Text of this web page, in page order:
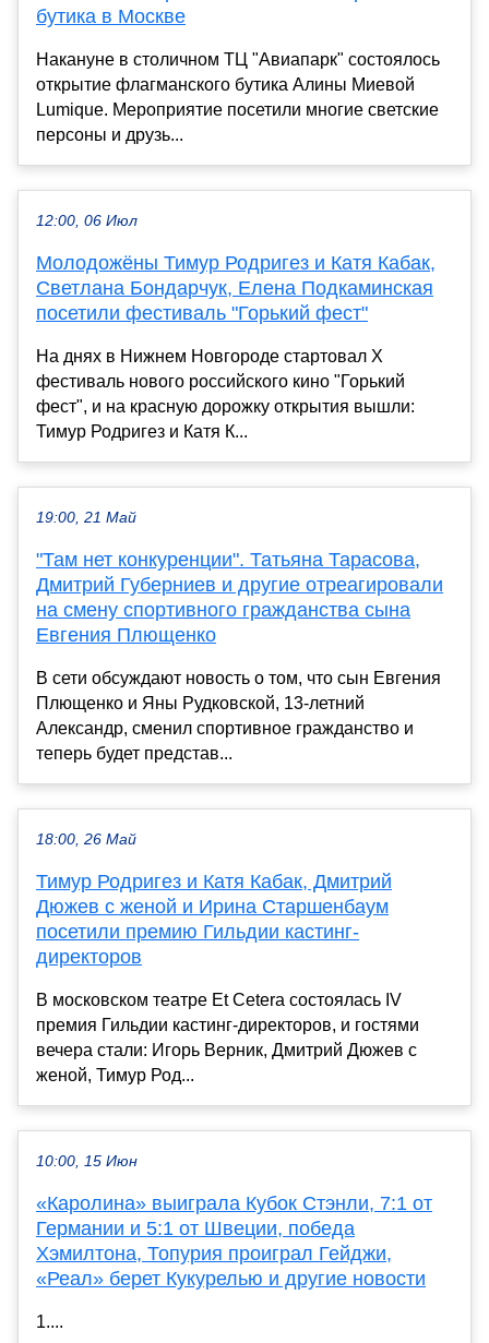
бутика в Москве
Накануне в столичном ТЦ "Авиапарк" состоялось
открытие флагманского бутика Алины Миевой
Lumique. Мероприятие посетили многие светские
персоны и друзь...
12:00, 06 Июл
Молодожёны Тимур Родригез и Катя Кабак,
Светлана Бондарчук, Елена Подкаминская
посетили фестиваль "Горький фест"
На днях в Нижнем Новгороде стартовал X
фестиваль нового российского кино "Горький
фест", и на красную дорожку открытия вышли:
Тимур Родригез и Катя К...
19:00, 21 Май
"Там нет конкуренции". Татьяна Тарасова,
Дмитрий Губерниев и другие отреагировали
на смену спортивного гражданства сына
Евгения Плющенко
В сети обсуждают новость о том, что сын Евгения
Плющенко и Яны Рудковской, 13-летний
Александр, сменил спортивное гражданство и
теперь будет представ...
18:00, 26 Май
Тимур Родригез и Катя Кабак, Дмитрий
Дюжев с женой и Ирина Старшенбаум
посетили премию Гильдии кастинг-
директоров
В московском театре Et Cetera состоялась IV
премия Гильдии кастинг-директоров, и гостями
вечера стали: Игорь Верник, Дмитрий Дюжев с
женой, Тимур Род...
10:00, 15 Июн
«Каролина» выиграла Кубок Стэнли, 7:1 от
Германии и 5:1 от Швеции, победа
Хэмилтона, Топурия проиграл Гейджи,
«Реал» берет Кукурелью и другие новости
1....